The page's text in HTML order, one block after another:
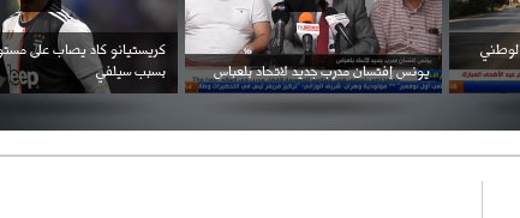
بن زيمة ... كرم كروي قابله لإنتقام عرقي .
احتفال السفارة السعودية في الجزائر بالعيد
الوطني للمملكة